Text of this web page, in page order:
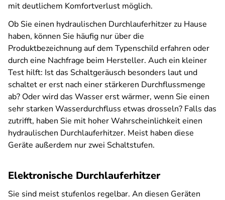
mit deutlichem Komfortverlust möglich.
Ob Sie einen hydraulischen Durchlauferhitzer zu Hause
haben, können Sie häufig nur über die
Produktbezeichnung auf dem Typenschild erfahren oder
durch eine Nachfrage beim Hersteller. Auch ein kleiner
Test hilft: Ist das Schaltgeräusch besonders laut und
schaltet er erst nach einer stärkeren Durchflussmenge
ab? Oder wird das Wasser erst wärmer, wenn Sie einen
sehr starken Wasserdurchfluss etwas drosseln? Falls das
zutrifft, haben Sie mit hoher Wahrscheinlichkeit einen
hydraulischen Durchlauferhitzer. Meist haben diese
Geräte außerdem nur zwei Schaltstufen.
Elektronische Durchlauferhitzer
Sie sind meist stufenlos regelbar. An diesen Geräten